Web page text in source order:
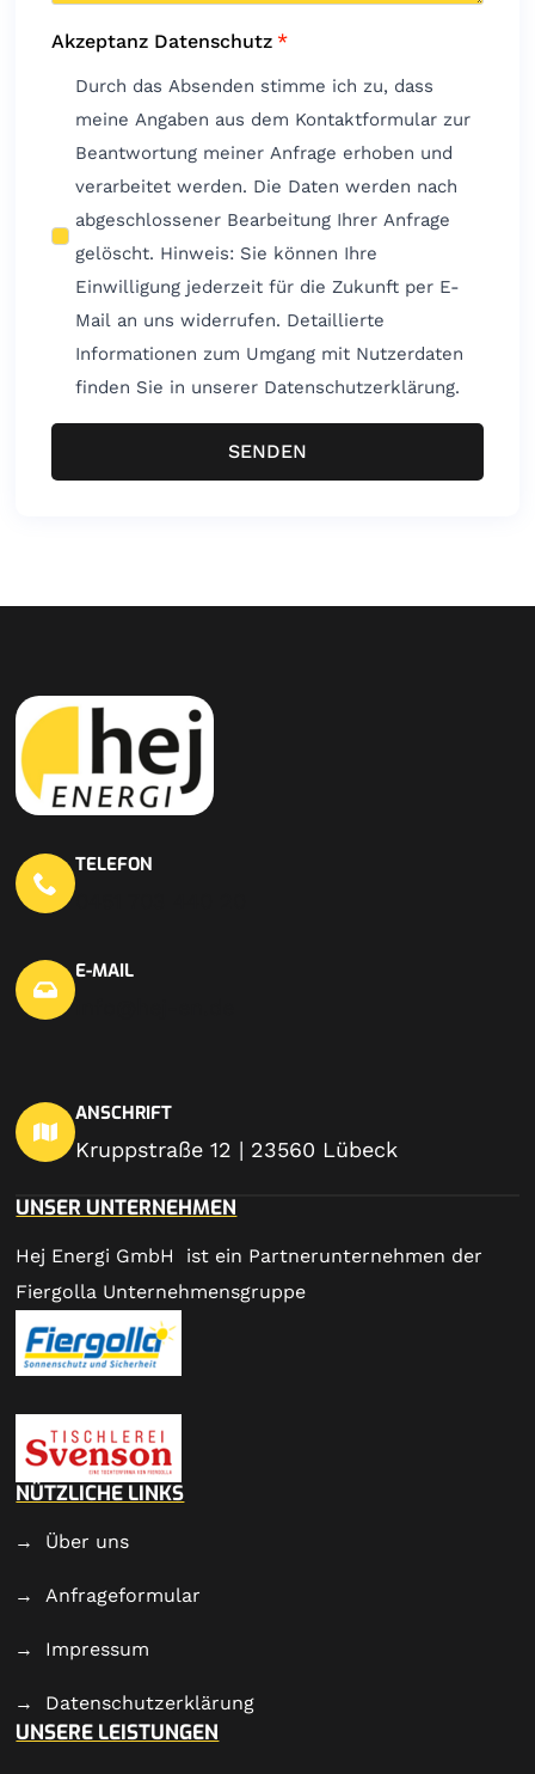
Akzeptanz Datenschutz *
Durch das Absenden stimme ich zu, dass
meine Angaben aus dem Kontaktformular zur
Beantwortung meiner Anfrage erhoben und
verarbeitet werden. Die Daten werden nach
abgeschlossener Bearbeitung Ihrer Anfrage
gelöscht. Hinweis: Sie können Ihre
Einwilligung jederzeit für die Zukunft per E-
Mail an uns widerrufen. Detaillierte
Informationen zum Umgang mit Nutzerdaten
finden Sie in unserer Datenschutzerklärung.
SENDEN
TELEFON
E-MAIL
ANSCHRIFT
Kruppstraße 12 | 23560 Lübeck
UNSER UNTERNEHMEN
Hej Energi GmbH ist ein Partnerunternehmen der
Fiergolla Unternehmensgruppe
NÜTZLICHE LINKS
Über uns
Anfrageformular
Impressum
Datenschutzerklärung
UNSERE LEISTUNGEN